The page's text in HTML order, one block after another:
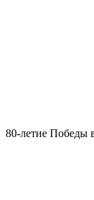
80-летие Победы